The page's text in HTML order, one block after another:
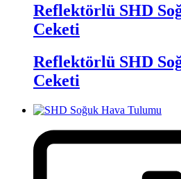
Reflektörlü SHD
Ceketi
Reflektörlü SHD
Ceketi